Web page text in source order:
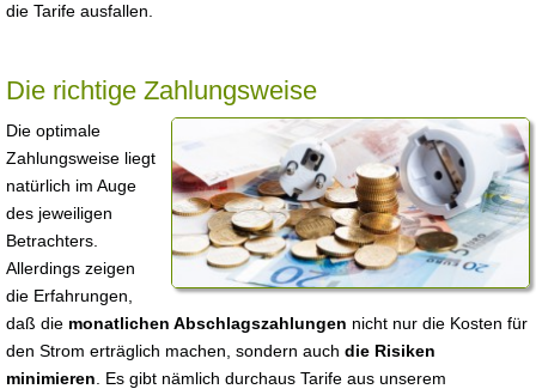
die Tarife ausfallen.
Die richtige Zahlungsweise
Die optimale
Zahlungsweise liegt
natürlich im Auge
des jeweiligen
Betrachters.
Allerdings zeigen
die Erfahrungen,
daß die monatlichen Abschlagszahlungen nicht nur die Kosten für
den Strom erträglich machen, sondern auch die Risiken
minimieren . Es gibt nämlich durchaus Tarife aus unserem